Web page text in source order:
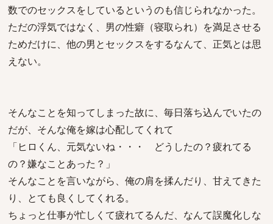
数でのセックスをしているというのも信じられなかった。
ただの浮気ではなく、男の性癖（寝取られ）を満足させる
ためだけに、他の男とセックスをするなんて、正気とは思
えない。
そんなことを知ってしまった故に、毎日落ち込んでいたの
だが、そんな俺を嫁は心配してくれて
「ヒロくん、元気ないね・・・ どうしたの？疲れてる
の？嫌なことあった？」
そんなことを言いながら、俺の肩を揉んだり、甘えてきた
り、とても良くしてくれる。
ちょっと仕事が忙しくて疲れてるんだ、なんて誤魔化しな